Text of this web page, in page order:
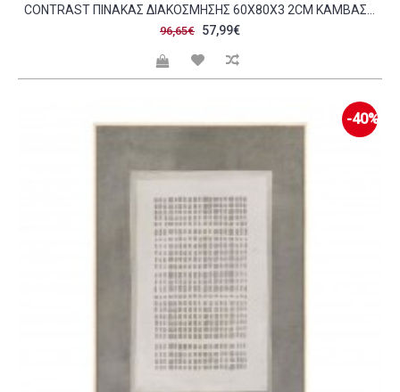
96,65€ 57,99€
-40%